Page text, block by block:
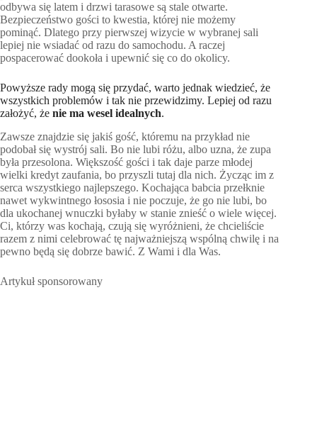
odbywa się latem i drzwi tarasowe są stale otwarte.
Bezpieczeństwo gości to kwestia, której nie możemy
pominąć. Dlatego przy pierwszej wizycie w wybranej sali
lepiej nie wsiadać od razu do samochodu. A raczej
pospacerować dookoła i upewnić się co do okolicy.
Powyższe rady mogą się przydać, warto jednak wiedzieć, że
wszystkich problemów i tak nie przewidzimy. Lepiej od razu
założyć, że nie ma wesel idealnych.
Zawsze znajdzie się jakiś gość, któremu na przykład nie
podobał się wystrój sali. Bo nie lubi różu, albo uzna, że zupa
była przesolona. Większość gości i tak daje parze młodej
wielki kredyt zaufania, bo przyszli tutaj dla nich. Życząc im z
serca wszystkiego najlepszego. Kochająca babcia przełknie
nawet wykwintnego łososia i nie poczuje, że go nie lubi, bo
dla ukochanej wnuczki byłaby w stanie znieść o wiele więcej.
Ci, którzy was kochają, czują się wyróżnieni, że chcieliście
razem z nimi celebrować tę najważniejszą wspólną chwilę i na
pewno będą się dobrze bawić. Z Wami i dla Was.
Artykuł sponsorowany